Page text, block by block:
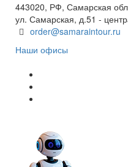
443020, РФ, Самарская
ул. Самарская, д.51 -
order@samaraintour.ru
Наши офисы